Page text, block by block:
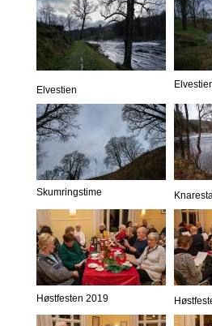
Elvestien
Skumringstime
Høstfesten 2019